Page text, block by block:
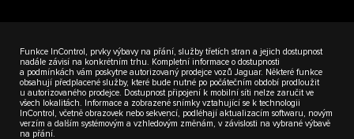
Funkce InControl, prvky výbavy na přání, služby třetích stran a jejich dostupnost
nadále závisí na konkrétním trhu. Kompletní informace o dostupnosti
a podmínkách vám poskytne autorizovaný prodejce vozů Jaguar. Některé funkce
obsahují předplacené služby, které bude nutné po počátečním období prodloužit
u autorizovaného prodejce. Dostupnost připojení k mobilní síti nelze zaručit ve
všech lokalitách. Informace a zobrazené snímky vztahující se k technologii
InControl, včetně obrazovek nebo sekvencí, podléhají aktualizacím softwaru, novým
verzím a dalším systémovým a vzhledovým změnám, v závislosti na vybrané výbavě
na přání.